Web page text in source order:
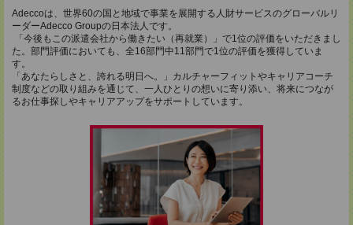
Adeccoは、世界60の国と地域で事業を展開する人財サービスのグローバルリ
ーダーAdecco Groupの日本法人です。
「今後もこの派遣会社から働きたい（再就業）」で1位の評価をいただきまし
た。部門評価においても、全16部門中11部門で1位の評価を獲得していま
す。
「あなたらしさと、誇れる明日へ。」カルチャーフィットやキャリアコーチ
制度などの取り組みを通じて、一人ひとりの想いに寄り添い、将来につなが
るお仕事探しやキャリアアップをサポートしています。